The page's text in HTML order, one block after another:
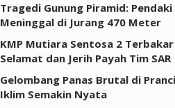
Tragedi Gunung Piramid:
Meninggal di Jurang 470 Meter
KMP Mutiara Sentosa 2
Selamat dan Jerih Payah Tim SAR
Gelombang Panas Brutal di
Iklim Semakin Nyata